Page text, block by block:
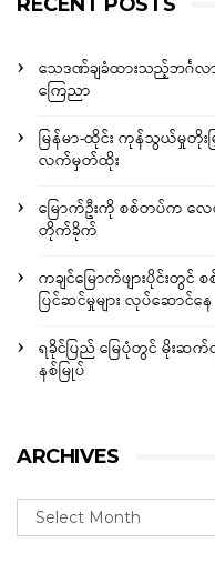
သေဒဏ်ချခံထားသည့်ဘင်္ဂလာ
ကြေညာ
မြန်မာ-ထိုင်း ကုန်သွယ်မှုတိုးမြှ
လက်မှတ်ထိုး
မြောက်ဦးကို စစ်တပ်က လေ
တိုက်ခိုက်
ကချင်မြောက်ဖျားပိုင်းတွ
ပြင်ဆင်မှုများ လုပ်ဆောင်နေ
ရခိုင်ပြည် မြေပုံတွင် မိုးဆက်
နစ်မြုပ်
ARCHIVES